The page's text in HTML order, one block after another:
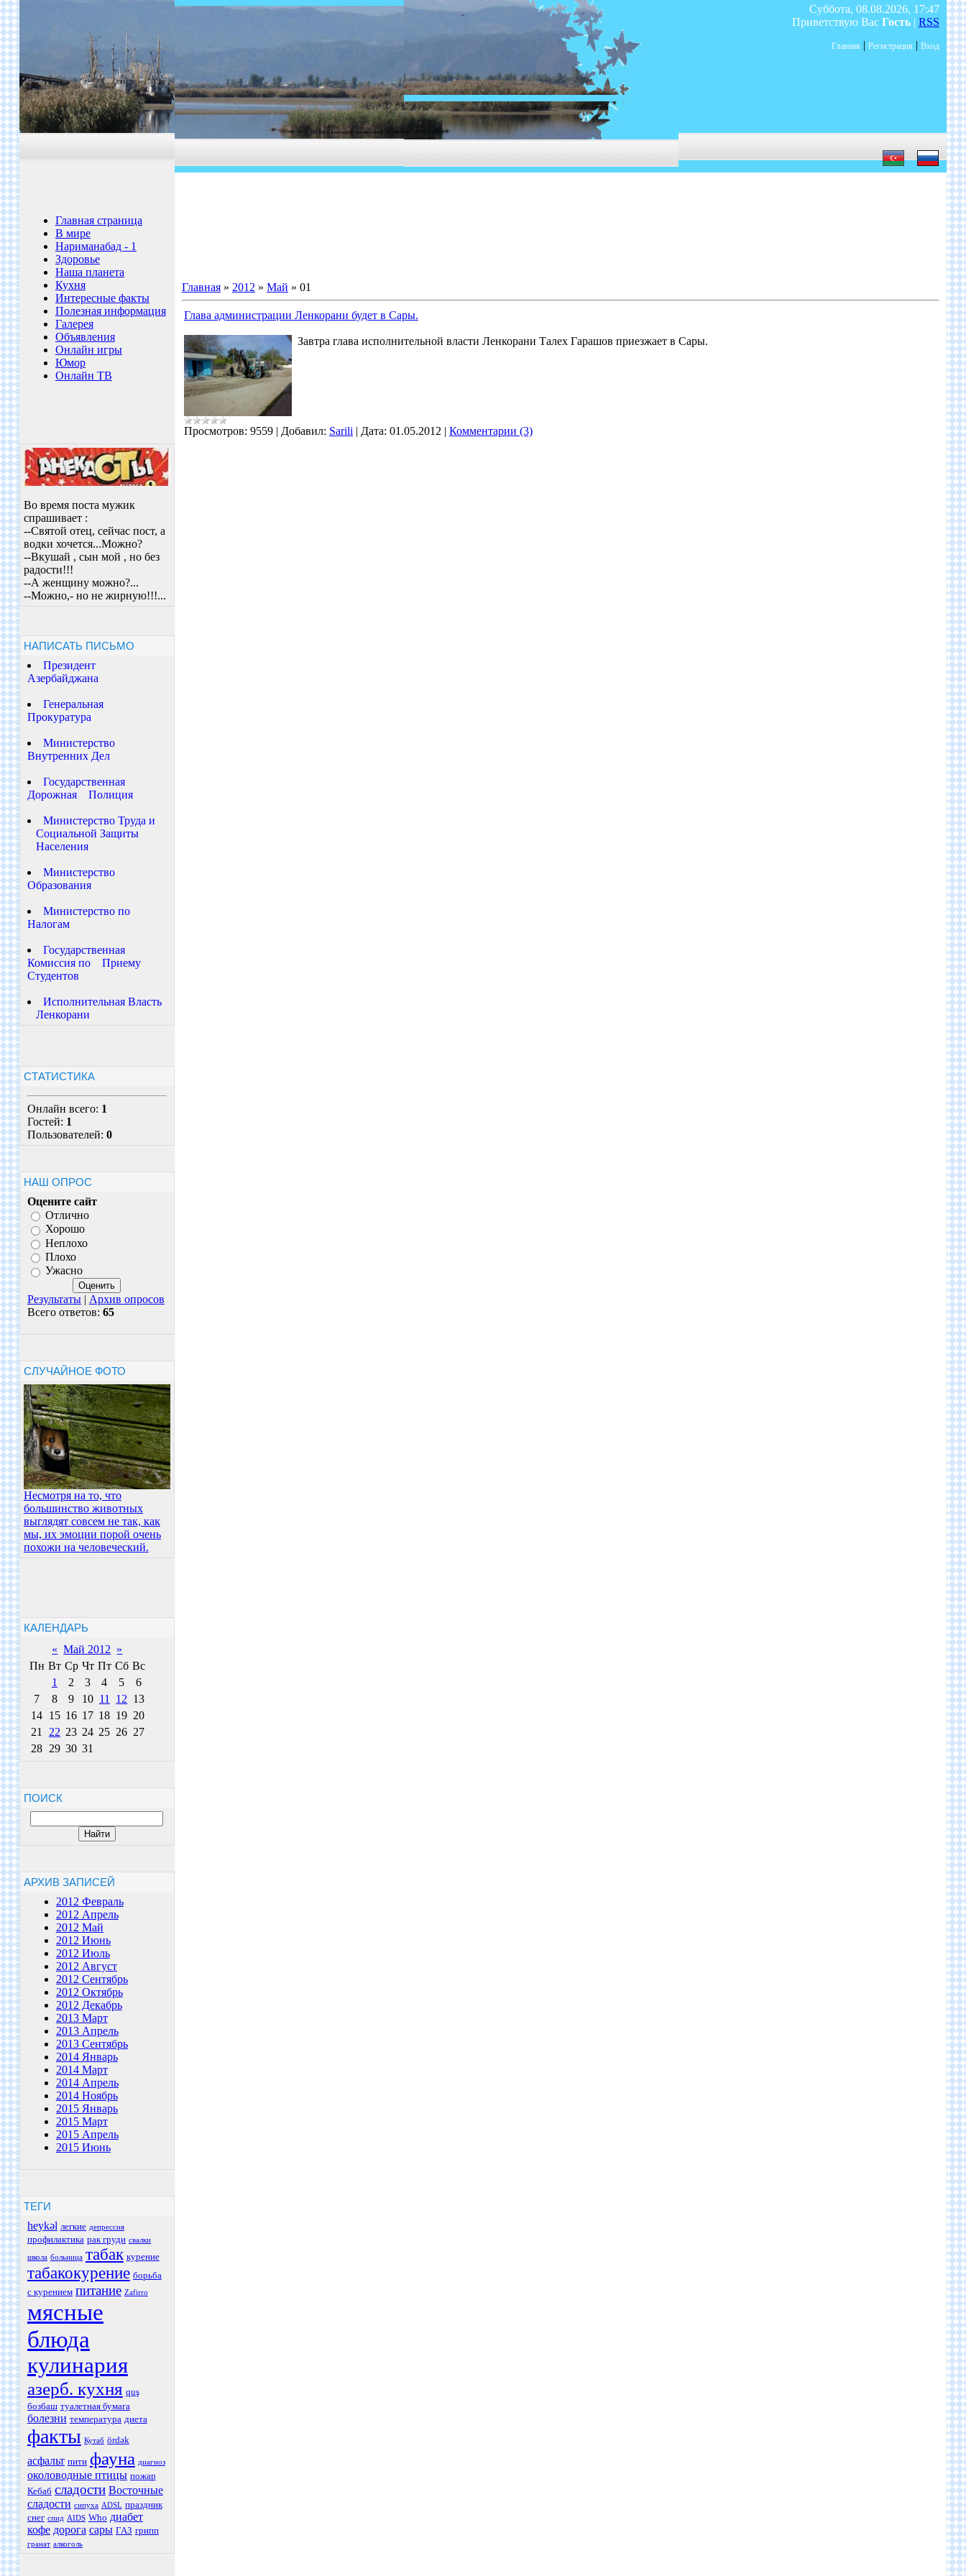
Главная страница
В мире
Нариманабад - 1
Здоровье
Наша планета
Кухня
Интересные факты
Полезная информация
Галерея
Объявления
Онлайн игры
Юмор
Онлайн ТВ
Во время поста мужик
спрашивает :
--Святой отец, сейчас пост, а
водки хочется...Можно?
--Вкушай , сын мой , но без
радости!!!
--А женщину можно?...
--Можно,- но не жирную!!!...
НАПИСАТЬ ПИСЬМО
Президент
Азербайджана
Генеральная
Прокуратура
Министерство
Внутренних Дел
Государственная
Дорожная Полиция
Министерство Труда и
Социальной Защиты
Населения
Министерство
Образования
Министерство по
Налогам
Государственная
Комиссия по Приему
Студентов
Исполнительная Власть
Ленкорани
СТАТИСТИКА
Онлайн всего: 1
Гостей: 1
Пользователей: 0
НАШ ОПРОС
Оцените сайт
Отлично
Хорошо
Неплохо
Плохо
Ужасно
Результаты| Архив опросов
Всего ответов: 65
СЛУЧАЙНОЕ ФОТО
Несмотря на то, что
большинство животных
выглядят совсем не так, как
мы, их эмоции порой очень
похожи на человеческий.
КАЛЕНДАРЬ
« Май 2012 »
Пн Вт Ср Чт Пт Сб Вс
1
2 3 4 5
6
7
8 9 10 11 12 13
14 15 16 17 18 19 20
21
22 23 24 25 26 27
28 29 30 31
ПОИСК
АРХИВ ЗАПИСЕЙ
2012 Февраль
2012 Апрель
2012 Май
2012 Июнь
2012 Июль
2012 Август
2012 Сентябрь
2012 Октябрь
2012 Декабрь
2013 Март
2013 Апрель
2013 Сентябрь
2014 Январь
2014 Март
2014 Апрель
2014 Ноябрь
2015 Январь
2015 Март
2015 Апрель
2015 Июнь
ТЕГИ
heykəl легкие депрессия
профилактика рак груди свалки
школа больница табак курение
табакокурение борьба
с курением питание Zafirro
мясные
блюда
кулинария
азерб. кухня quş
бозбаш туалетная бумага
болезни температура диета
факты Кутаб ördək
асфальт пити фауна диагноз
околоводные птицы пожар
Кебаб сладости Восточные
сладости сипуха ADSL праздник
снег спид AIDS Who диабет
кофе дорога сары ГАЗ грипп
гранат алкоголь
Суббота, 08.08.2026, 17:47
Приветствую Вас Гость| RSS
Главная | Регистрация | Вход
Главная» 2012 » Май » 01
Глава администрации Ленкорани будет в Сары.
Завтра глава исполнительной власти Ленкорани Талех Гарашов приезжает в Сары.
Просмотров: 9559 | Добавил: Sarili | Дата: 01.05.2012 | Комментарии (3)